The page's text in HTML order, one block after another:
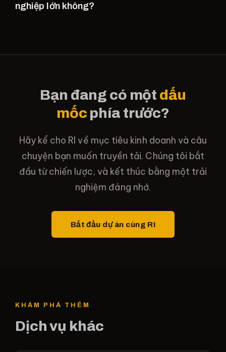
nghiệp lớn không?
Bạn đang có một dấu
mốc phía trước?
Hãy kể cho RI về mục tiêu kinh doanh và câu
chuyện bạn muốn truyền tải. Chúng tôi bắt
đầu từ chiến lược, và kết thúc bằng một trải
nghiệm đáng nhớ.
Bắt đầu dự án cùng RI
KHÁM PHÁ THÊM
Dịch vụ khác